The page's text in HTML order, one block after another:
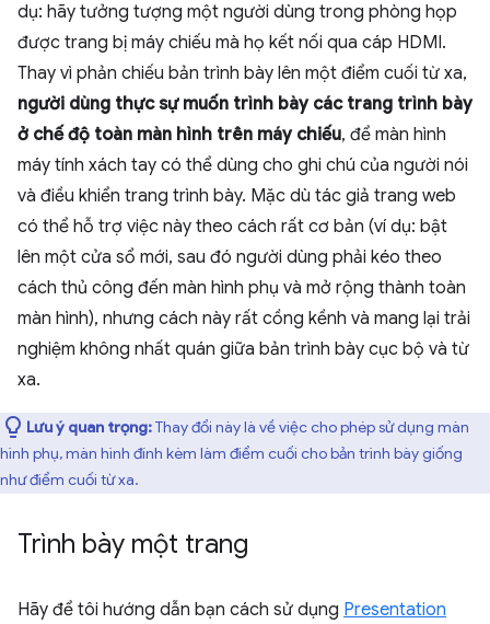
dụ: hãy tưởng tượng một người dùng trong phòng họp
được trang bị máy chiếu mà họ kết nối qua cáp HDMI.
Thay vì phản chiếu bản trình bày lên một điểm cuối từ xa,
người dùng thực sự muốn trình bày các trang trình bày
ở chế độ toàn màn hình trên máy chiếu, để màn hình
máy tính xách tay có thể dùng cho ghi chú của người nói
và điều khiển trang trình bày. Mặc dù tác giả trang web
có thể hỗ trợ việc này theo cách rất cơ bản (ví dụ: bật
lên một cửa sổ mới, sau đó người dùng phải kéo theo
cách thủ công đến màn hình phụ và mở rộng thành toàn
màn hình), nhưng cách này rất cồng kềnh và mang lại trải
nghiệm không nhất quán giữa bản trình bày cục bộ và từ
xa.
Lưu ý quan trọng:Thay đổi này là về việc cho phép sử dụng màn
hình phụ, màn hình đính kèm làm điểm cuối cho bản trình bày giống
như điểm cuối từ xa.
Trình bày một trang
Hãy để tôi hướng dẫn bạn cách sử dụng Presentation